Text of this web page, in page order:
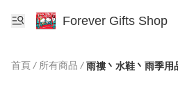
Forever Gifts Shop
首頁 / 所有商品 / 雨褸丶水鞋丶雨季用